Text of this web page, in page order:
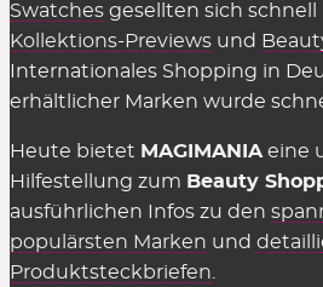
Mindestbestellwert oder
Ausnahmen.
Wir können die Übersicht
vermittelte Verkäufe eine
insofern einige Kriterien
Diese Kosten sind Teil des
Budgets und werden nicht auf
Swatches gesellten sich
Kollektions-Previews und
Internationales Shopping in
erhältlicher Marken wurde
Heute bietet MAGIMANIA eine
Hilfestellung zum Beauty
ausführlichen Infos zu den
populärsten Marken und
Produktsteckbriefen